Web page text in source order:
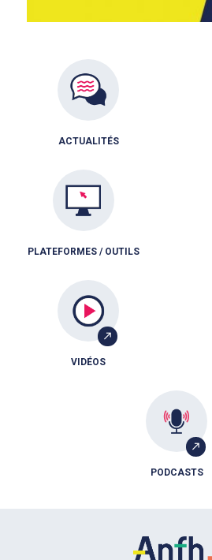
ACTUALITÉS
PLATEFORMES / OUTILS
VIDÉOS
PODCASTS